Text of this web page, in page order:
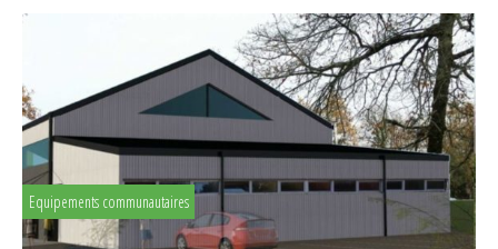
Equipements communautaires